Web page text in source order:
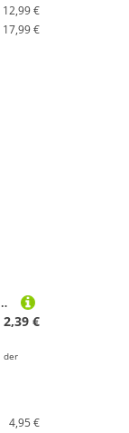
12,99 €
17,99 €
- no colour - 10 ml
2,39 €
der
4,95 €